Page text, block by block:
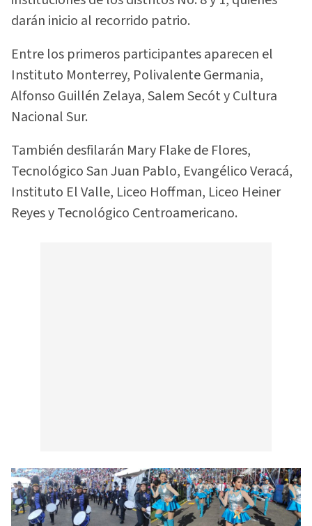
darán inicio al recorrido patrio.
Entre los primeros participantes aparecen el
Instituto Monterrey, Polivalente Germania,
Alfonso Guillén Zelaya, Salem Secót y Cultura
Nacional Sur.
También desfilarán Mary Flake de Flores,
Tecnológico San Juan Pablo, Evangélico Veracá,
Instituto El Valle, Liceo Hoffman, Liceo Heiner
Reyes y Tecnológico Centroamericano.